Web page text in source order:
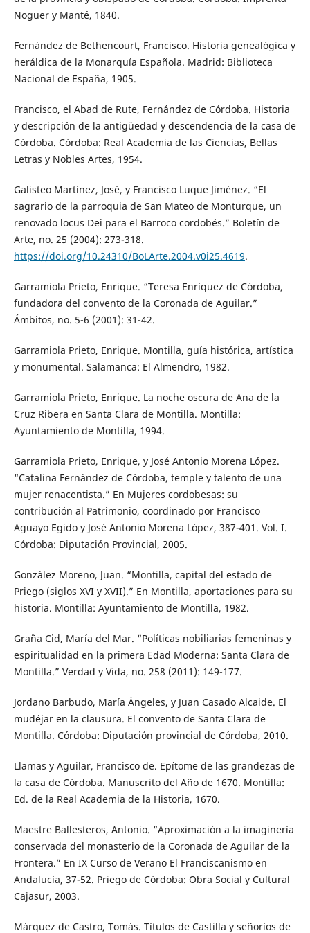
Noguer y Manté, 1840.
Fernández de Bethencourt, Francisco. Historia genealógica y
heráldica de la Monarquía Española. Madrid: Biblioteca
Nacional de España, 1905.
Francisco, el Abad de Rute, Fernández de Córdoba. Historia
y descripción de la antigüedad y descendencia de la casa de
Córdoba. Córdoba: Real Academia de las Ciencias, Bellas
Letras y Nobles Artes, 1954.
Galisteo Martínez, José, y Francisco Luque Jiménez. “El
sagrario de la parroquia de San Mateo de Monturque, un
renovado locus Dei para el Barroco cordobés.” Boletín de
Arte, no. 25 (2004): 273-318.
https://doi.org/10.24310/BoLArte.2004.v0i25.4619.
Garramiola Prieto, Enrique. “Teresa Enríquez de Córdoba,
fundadora del convento de la Coronada de Aguilar.”
Ámbitos, no. 5-6 (2001): 31-42.
Garramiola Prieto, Enrique. Montilla, guía histórica, artística
y monumental. Salamanca: El Almendro, 1982.
Garramiola Prieto, Enrique. La noche oscura de Ana de la
Cruz Ribera en Santa Clara de Montilla. Montilla:
Ayuntamiento de Montilla, 1994.
Garramiola Prieto, Enrique, y José Antonio Morena López.
“Catalina Fernández de Córdoba, temple y talento de una
mujer renacentista.” En Mujeres cordobesas: su
contribución al Patrimonio, coordinado por Francisco
Aguayo Egido y José Antonio Morena López, 387-401. Vol. I.
Córdoba: Diputación Provincial, 2005.
González Moreno, Juan. “Montilla, capital del estado de
Priego (siglos XVI y XVII).” En Montilla, aportaciones para su
historia. Montilla: Ayuntamiento de Montilla, 1982.
Graña Cid, María del Mar. “Políticas nobiliarias femeninas y
espiritualidad en la primera Edad Moderna: Santa Clara de
Montilla.” Verdad y Vida, no. 258 (2011): 149-177.
Jordano Barbudo, María Ángeles, y Juan Casado Alcaide. El
mudéjar en la clausura. El convento de Santa Clara de
Montilla. Córdoba: Diputación provincial de Córdoba, 2010.
Llamas y Aguilar, Francisco de. Epítome de las grandezas de
la casa de Córdoba. Manuscrito del Año de 1670. Montilla:
Ed. de la Real Academia de la Historia, 1670.
Maestre Ballesteros, Antonio. “Aproximación a la imaginería
conservada del monasterio de la Coronada de Aguilar de la
Frontera.” En IX Curso de Verano El Franciscanismo en
Andalucía, 37-52. Priego de Córdoba: Obra Social y Cultural
Cajasur, 2003.
Márquez de Castro, Tomás. Títulos de Castilla y señoríos de